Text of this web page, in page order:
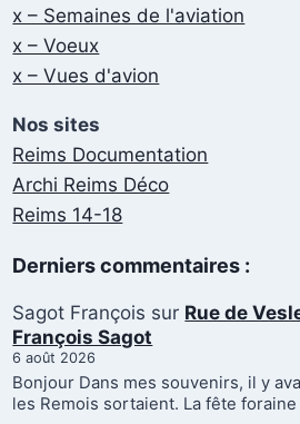
x – Semaines de l'aviation
x – Voeux
x – Vues d'avion
Nos sites
Reims Documentation
Archi Reims Déco
Reims 14-18
Derniers commentaires :
Sagot François sur Rue de
François Sagot
6 août 2026
Bonjour Dans mes souvenirs, il y
les Remois sortaient. La fête